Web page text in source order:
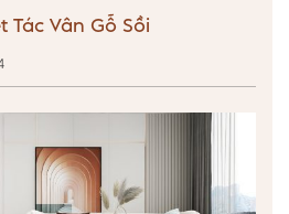
Tác Vân Gỗ Sồi